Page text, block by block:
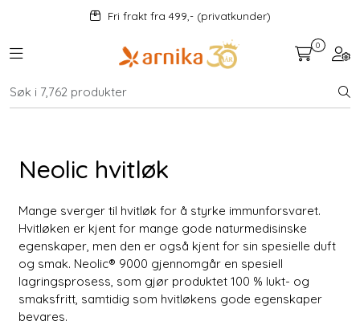
Skip to main content
Fri frakt fra 499,- (privatkunder)
Toggle navigation
0
Neolic hvitløk
Mange sverger til hvitløk for å styrke immunforsvaret.
Hvitløken er kjent for mange gode naturmedisinske
egenskaper, men den er også kjent for sin spesielle duft
og smak. Neolic® 9000 gjennomgår en spesiell
lagringsprosess, som gjør produktet 100 % lukt- og
smaksfritt, samtidig som hvitløkens gode egenskaper
bevares.
Mat og drikke
Urter
Hjem og kjøkken
Velvære